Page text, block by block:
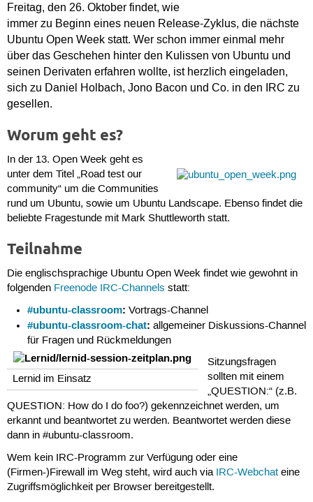
Freitag, den 26. Oktober findet, wie
immer zu Beginn eines neuen Release-Zyklus, die nächste
Ubuntu Open Week statt. Wer schon immer einmal mehr
über das Geschehen hinter den Kulissen von Ubuntu und
seinen Derivaten erfahren wollte, ist herzlich eingeladen,
sich zu Daniel Holbach, Jono Bacon und Co. in den IRC zu
gesellen.
Worum geht es?
In der 13. Open Week geht es
unter dem Titel „Road test our
community“ um die Communities
rund um Ubuntu, sowie um Ubuntu Landscape. Ebenso findet die
beliebte Fragestunde mit Mark Shuttleworth statt.
Teilnahme
Die englischsprachige Ubuntu Open Week findet wie gewohnt in
folgenden Freenode IRC-Channels statt:
#ubuntu-classroom: Vortrags-Channel
#ubuntu-classroom-chat: allgemeiner Diskussions-Channel
für Fragen und Rückmeldungen
Lernid im Einsatz
Sitzungsfragen
sollten mit einem
„QUESTION:“ (z.B.
QUESTION: How do I do foo?) gekennzeichnet werden, um
erkannt und beantwortet zu werden. Beantwortet werden diese
dann in #ubuntu-classroom.
Wem kein IRC-Programm zur Verfügung oder eine
(Firmen-)Firewall im Weg steht, wird auch via IRC-Webchateine
Zugriffsmöglichkeit per Browser bereitgestellt.